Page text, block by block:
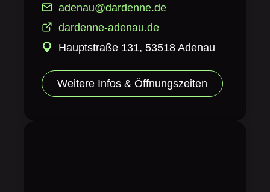
adenau@dardenne.de
dardenne-adenau.de
Hauptstraße 131, 53518 Adenau
Weitere Infos & Öffnungszeiten